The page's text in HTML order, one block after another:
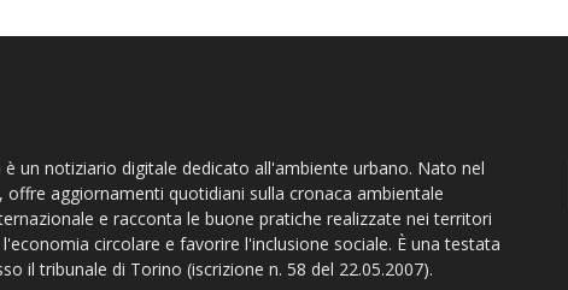
è un notiziario digitale dedicato all'ambiente urbano. Nato nel
offre aggiornamenti quotidiani sulla cronaca ambientale
e racconta le buone pratiche realizzate nei territori
circolare e favorire l'inclusione sociale. È una testata
il tribunale di Torino (iscrizione n. 58 del 22.05.2007).